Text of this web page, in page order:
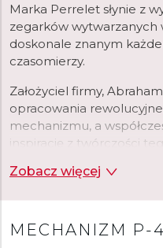
Marka Perrelet słynie z
zegarków wytwarzanych
doskonale znanym
czasomierzy.
Założyciel firmy,
opracowania
mechanizmu, a
inspirację z twórczości
oraz najwyższej jakości
Zobacz więcej
MECHANIZM P-